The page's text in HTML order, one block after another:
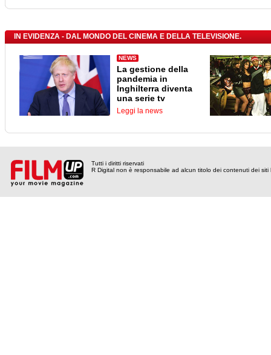
IN EVIDENZA - DAL MONDO DEL CINEMA E DELLA TELEVISIONE.
NEWS
La gestione della
pandemia in
Inghilterra diventa
una serie tv
Leggi la news
Tutti i diritti riservati
R Digital non è responsabile ad alcun titolo dei contenuti dei siti